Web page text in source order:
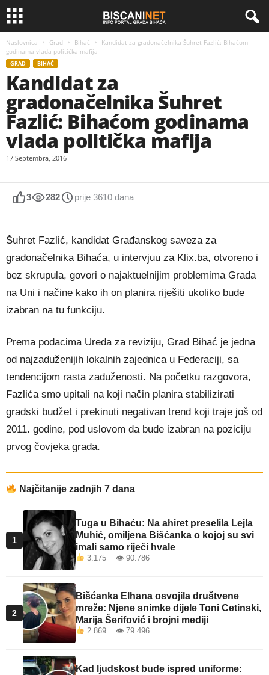
Naslovnica Grad Bihać
Kandidat za gradonačelnika Šuhret Fazlić: Bihaćom
godinama vlada politička mafija
GRAD BIHAĆ
Kandidat za
gradonačelnika Šuhret
Fazlić: Bihaćom godinama
vlada politička mafija
17 Septembra, 2016
3 282 prije 3610 dana
Šuhret Fazlić, kandidat Građanskog saveza za
gradonačelnika Bihaća, u intervjuu za Klix.ba, otvoreno i
bez skrupula, govori o najaktuelnijim problemima Grada
na Uni i načine kako ih on planira riješiti ukoliko bude
izabran na tu funkciju.
Prema podacima Ureda za reviziju, Grad Bihać je jedna
od najzaduženijih lokalnih zajednica u Federaciji, sa
tendencijom rasta zaduženosti. Na početku razgovora,
Fazlića smo upitali na koji način planira stabilizirati
gradski budžet i prekinuti negativan trend koji traje još od
2011. godine, pod uslovom da bude izabran na poziciju
prvog čovjeka grada.
Najčitanije zadnjih 7 dana
1
Tuga u Bihaću: Na ahiret preselila Lejla
Muhić, omiljena Bišćanka o kojoj su svi
imali samo riječi hvale
3.175 👁 90.786
2
Bišćanka Elhana osvojila društvene
mreže: Njene snimke dijele Toni Cetinski,
Marija Šerifović i brojni mediji
2.869 👁 79.496
Kad ljudskost bude ispred uniforme: